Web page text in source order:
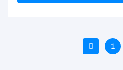
Vorige
1